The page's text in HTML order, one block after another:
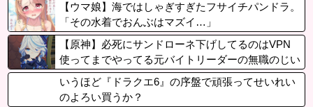
【ウマ娘】海ではしゃぎすぎたフサイチパンドラ。
「その水着でおんぶはマズイ…」
【原神】必死にサンドローネ下げしてるのはVPN
使ってまでやってる元バイトリーダーの無職のじい
さん一人だけという風潮
いうほど『ドラクエ6』の序盤で頑張ってせいれい
のよろい買うか？